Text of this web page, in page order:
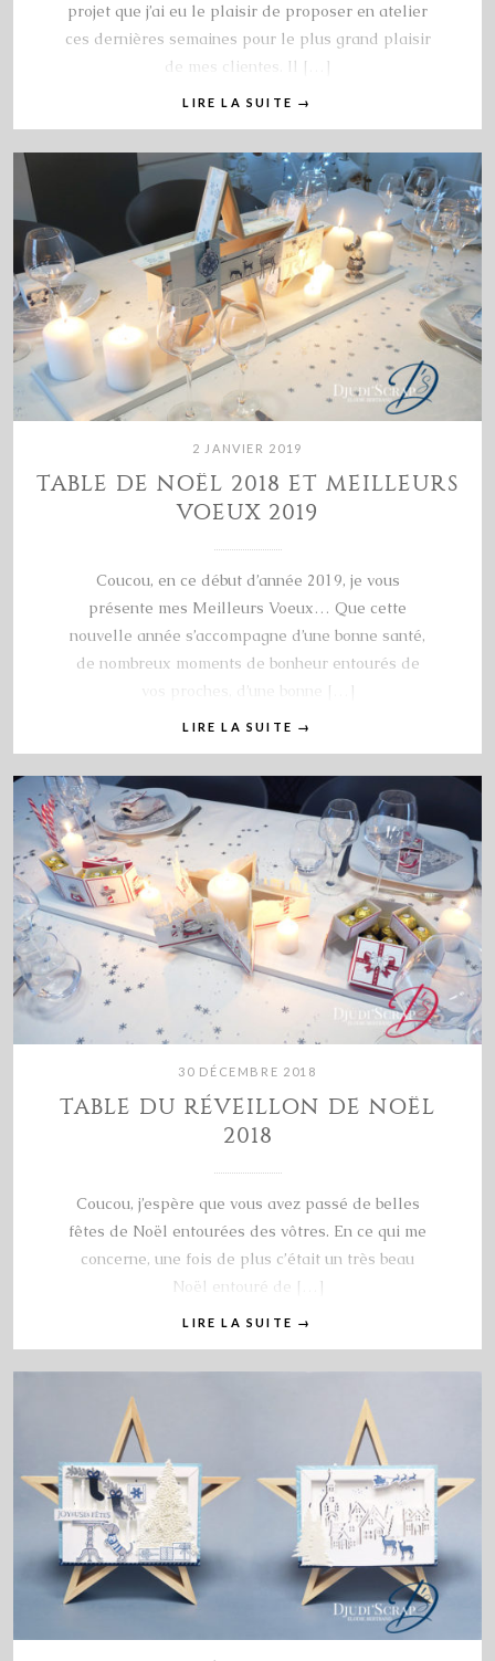
projet que j’ai eu le plaisir de proposer en atelier
ces dernières semaines pour le plus grand plaisir
de mes clientes. Il […]
LIRE LA SUITE →
2 JANVIER 2019
TABLE DE NOËL 2018 ET MEILLEURS
VOEUX 2019
Coucou, en ce début d’année 2019, je vous
présente mes Meilleurs Voeux… Que cette
nouvelle année s’accompagne d’une bonne santé,
de nombreux moments de bonheur entourés de
vos proches, d’une bonne […]
LIRE LA SUITE →
30 DÉCEMBRE 2018
TABLE DU RÉVEILLON DE NOËL
2018
Coucou, j’espère que vous avez passé de belles
fêtes de Noël entourées des vôtres. En ce qui me
concerne, une fois de plus c’était un très beau
Noël entouré de […]
LIRE LA SUITE →